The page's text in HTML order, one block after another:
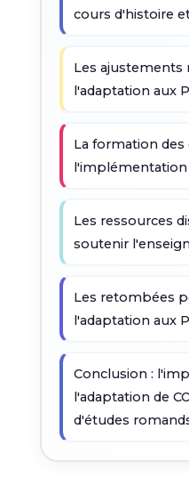
cours d'histoire
Les ajustements
l'adaptation aux
La formation
l'implémentation
Les ressources
soutenir
Les retombées
l'adaptation aux
Conclusion :
l'adaptation de
d'études